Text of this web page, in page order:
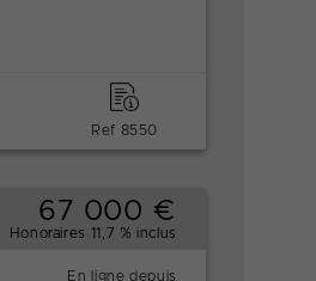
Ref 8550
67 000 €
Honoraires 11,7 % inclus
En ligne depuis